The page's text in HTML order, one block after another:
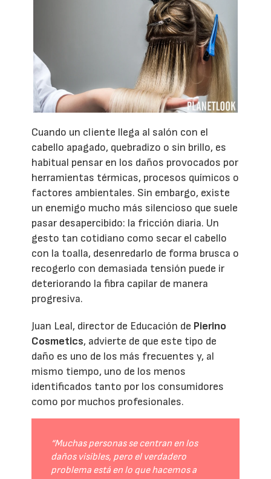
Cuando un cliente llega al salón con el
cabello apagado, quebradizo o sin brillo, es
habitual pensar en los daños provocados por
herramientas térmicas, procesos químicos o
factores ambientales. Sin embargo, existe
un enemigo mucho más silencioso que suele
pasar desapercibido: la fricción diaria. Un
gesto tan cotidiano como secar el cabello
con la toalla, desenredarlo de forma brusca o
recogerlo con demasiada tensión puede ir
deteriorando la fibra capilar de manera
progresiva.
Juan Leal, director de Educación de Pierino
Cosmetics, advierte de que este tipo de
daño es uno de los más frecuentes y, al
mismo tiempo, uno de los menos
identificados tanto por los consumidores
como por muchos profesionales.
“Muchas personas se centran en los
daños visibles, pero el verdadero
problema está en lo que hacemos a